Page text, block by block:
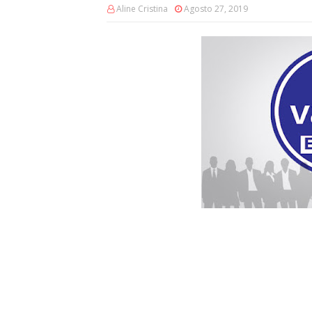
Aline Cristina Agosto 27, 2019